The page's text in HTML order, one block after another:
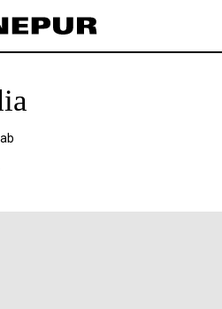
zatím nemáte žádné položky.